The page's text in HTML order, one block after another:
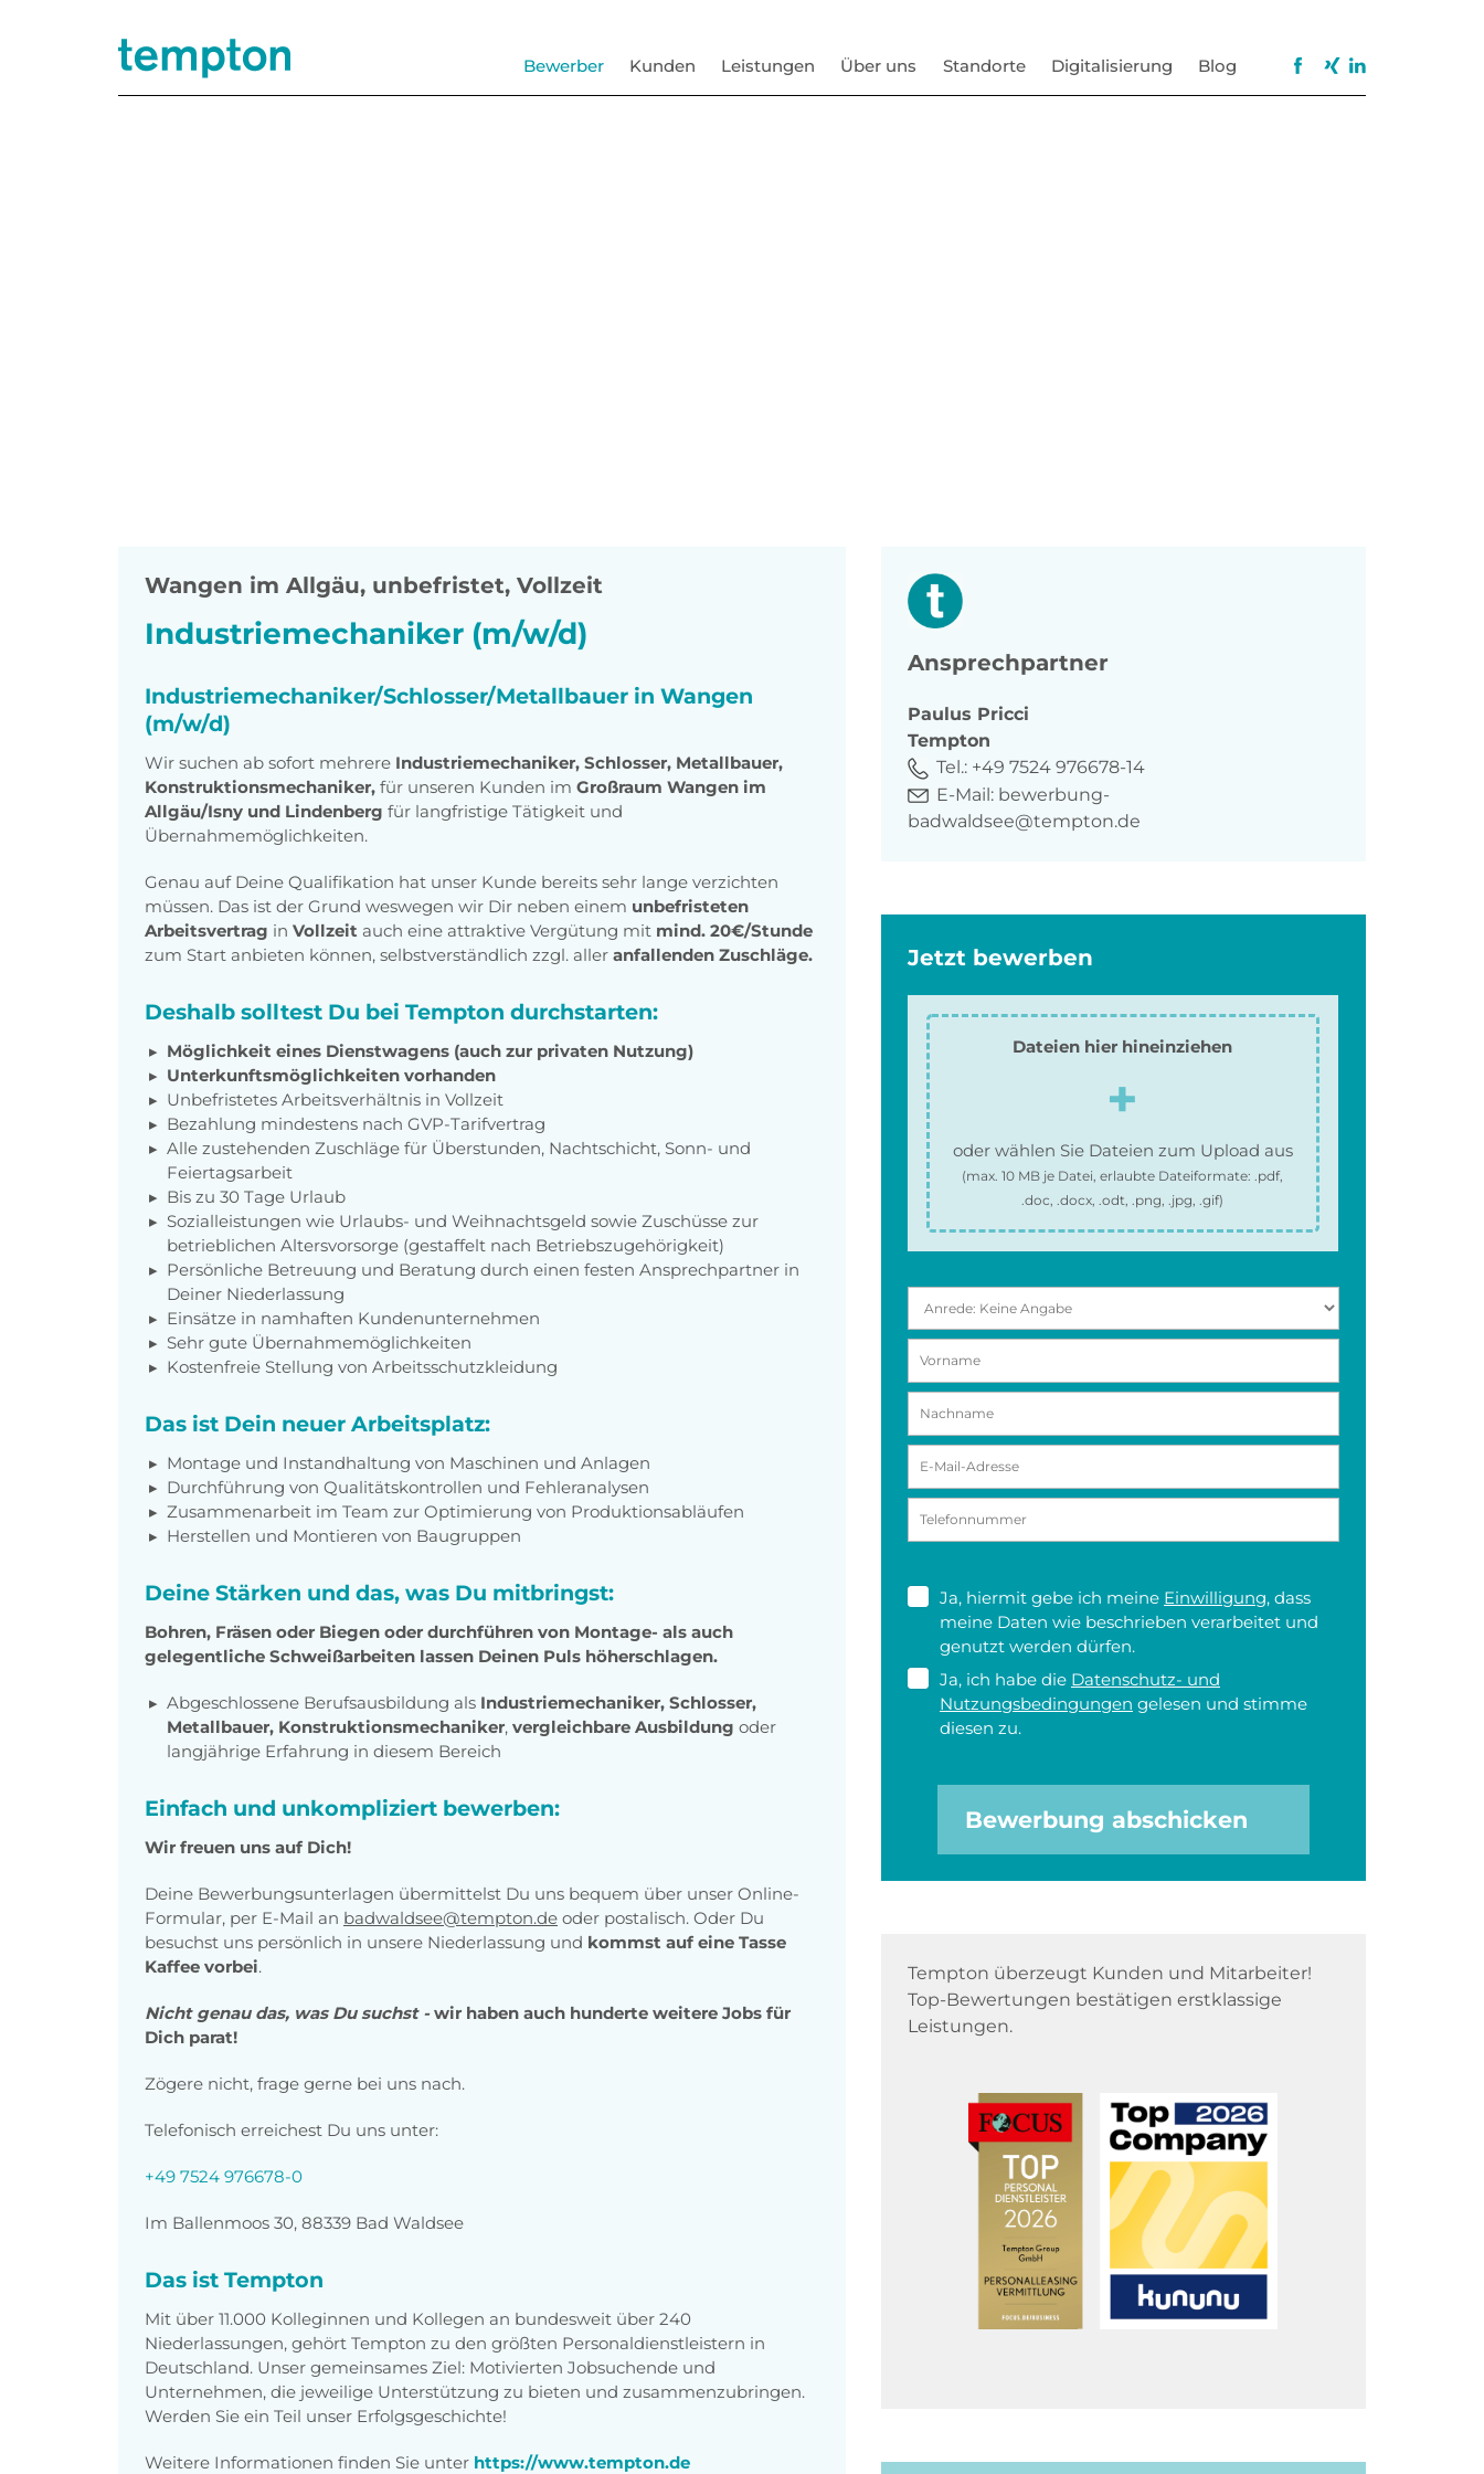
Bewerber Kunden Leistungen Über uns Standorte Digitalisierung Blog
Wangen im Allgäu, unbefristet, Vollzeit
Industriemechaniker (m/w/d)
Industriemechaniker/Schlosser/Metallbauer in Wangen
(m/w/d)
Wir suchen ab sofort mehrere Industriemechaniker, Schlosser, Metallbauer,
Konstruktionsmechaniker, für unseren Kunden im Großraum Wangen im
Allgäu/Isny und Lindenberg für langfristige Tätigkeit und
Übernahmemöglichkeiten.
Genau auf Deine Qualifikation hat unser Kunde bereits sehr lange verzichten
müssen. Das ist der Grund weswegen wir Dir neben einem unbefristeten
Arbeitsvertrag in Vollzeit auch eine attraktive Vergütung mit mind. 20€/Stunde
zum Start anbieten können, selbstverständlich zzgl. aller anfallenden Zuschläge.
Deshalb solltest Du bei Tempton durchstarten:
Möglichkeit eines Dienstwagens (auch zur privaten Nutzung)
Unterkunftsmöglichkeiten vorhanden
Unbefristetes Arbeitsverhältnis in Vollzeit
Bezahlung mindestens nach GVP-Tarifvertrag
Alle zustehenden Zuschläge für Überstunden, Nachtschicht, Sonn- und
Feiertagsarbeit
Bis zu 30 Tage Urlaub
Sozialleistungen wie Urlaubs- und Weihnachtsgeld sowie Zuschüsse zur
betrieblichen Altersvorsorge (gestaffelt nach Betriebszugehörigkeit)
Persönliche Betreuung und Beratung durch einen festen Ansprechpartner in
Deiner Niederlassung
Einsätze in namhaften Kundenunternehmen
Sehr gute Übernahmemöglichkeiten
Kostenfreie Stellung von Arbeitsschutzkleidung
Das ist Dein neuer Arbeitsplatz:
Montage und Instandhaltung von Maschinen und Anlagen
Durchführung von Qualitätskontrollen und Fehleranalysen
Zusammenarbeit im Team zur Optimierung von Produktionsabläufen
Herstellen und Montieren von Baugruppen
Deine Stärken und das, was Du mitbringst:
Bohren, Fräsen oder Biegen oder durchführen von Montage- als auch
gelegentliche Schweißarbeiten lassen Deinen Puls höherschlagen.
Abgeschlossene Berufsausbildung als Industriemechaniker, Schlosser,
Metallbauer, Konstruktionsmechaniker, vergleichbare Ausbildung oder
langjährige Erfahrung in diesem Bereich
Einfach und unkompliziert bewerben:
Wir freuen uns auf Dich!
Deine Bewerbungsunterlagen übermittelst Du uns bequem über unser Online-
Formular, per E-Mail an badwaldsee@tempton.de oder postalisch. Oder Du
besuchst uns persönlich in unsere Niederlassung und kommst auf eine Tasse
Kaffee vorbei.
Nicht genau das, was Du suchst -wir haben auch hunderte weitere Jobs für
Dich parat!
Zögere nicht, frage gerne bei uns nach.
Telefonisch erreichest Du uns unter:
+49 7524 976678-0
Im Ballenmoos 30, 88339 Bad Waldsee
Das ist Tempton
Mit über 11.000 Kolleginnen und Kollegen an bundesweit über 240
Niederlassungen, gehört Tempton zu den größten Personaldienstleistern in
Deutschland. Unser gemeinsames Ziel: Motivierten Jobsuchende und
Unternehmen, die jeweilige Unterstützung zu bieten und zusammenzubringen.
Werden Sie ein Teil unser Erfolgsgeschichte!
Weitere Informationen finden Sie unter https://www.tempton.de
Ansprechpartner
Paulus Pricci
Tempton
Tel.: +49 7524 976678-14
E-Mail: bewerbung-
badwaldsee@tempton.de
Jetzt bewerben
Dateien hier hineinziehen
oder wählen Sie Dateien zum Upload aus
(max.10 MB je Datei, erlaubte Dateiformate:.pdf,
.doc, .docx, .odt, .png, .jpg, .gif)
Ja, hiermit gebe ich meine Einwilligung, dass
meine Daten wie beschrieben verarbeitet und
genutzt werden dürfen.
Ja, ich habe die Datenschutz- und
Nutzungsbedingungen gelesen und stimme
diesen zu.
Bewerbung abschicken
Tempton überzeugt Kunden und Mitarbeiter!
Top-Bewertungen bestätigen erstklassige
Leistungen.